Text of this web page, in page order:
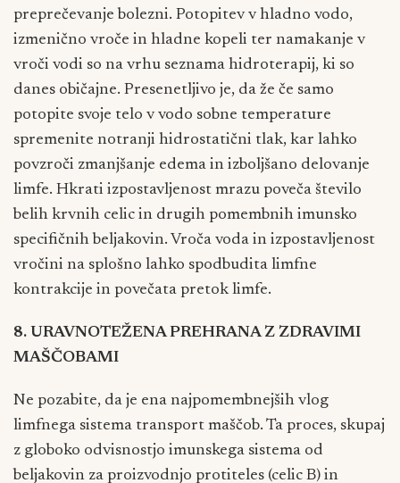
preprečevanje bolezni. Potopitev v hladno vodo,
izmenično vroče in hladne kopeli ter namakanje v
vroči vodi so na vrhu seznama hidroterapij, ki so
danes običajne. Presenetljivo je, da že če samo
potopite svoje telo v vodo sobne temperature
spremenite notranji hidrostatični tlak, kar lahko
povzroči zmanjšanje edema in izboljšano delovanje
limfe. Hkrati izpostavljenost mrazu poveča število
belih krvnih celic in drugih pomembnih imunsko
specifičnih beljakovin. Vroča voda in izpostavljenost
vročini na splošno lahko spodbudita limfne
kontrakcije in povečata pretok limfe.
8. URAVNOTEŽENA PREHRANA Z ZDRAVIMI
MAŠČOBAMI
Ne pozabite, da je ena najpomembnejših vlog
limfnega sistema transport maščob. Ta proces, skupaj
z globoko odvisnostjo imunskega sistema od
beljakovin za proizvodnjo protiteles (celic B) in